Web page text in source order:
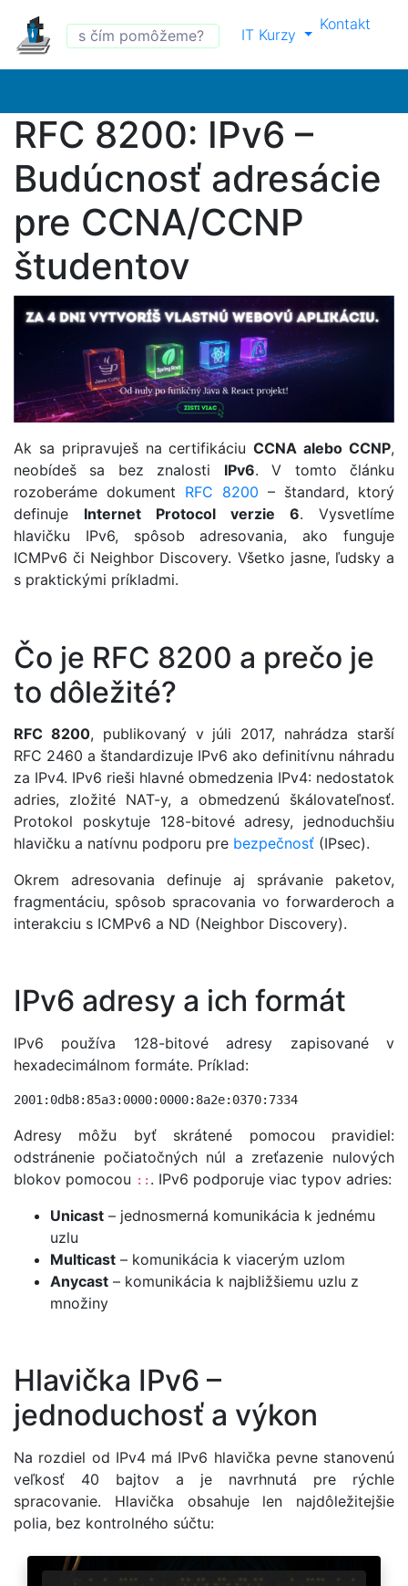
IT Kurzy
Kontakt
RFC 8200: IPv6 –
Budúcnosť adresácie
pre CCNA/CCNP
študentov
Ak sa pripravuješ na certifikáciuCCNA alebo CCNP,
neobídeš sa bez znalosti IPv6. V tomto článku
rozoberáme dokument RFC 8200 – štandard, ktorý
definuje Internet Protocol verzie 6. Vysvetlíme
hlavičku IPv6, spôsob adresovania, ako funguje
ICMPv6 či Neighbor Discovery. Všetko jasne, ľudsky a
s praktickými príkladmi.
Čo je RFC 8200 a prečo je
to dôležité?
RFC 8200, publikovaný v júli 2017, nahrádza starší
RFC 2460 a štandardizuje IPv6 ako definitívnu náhradu
za IPv4. IPv6 rieši hlavné obmedzenia IPv4: nedostatok
adries, zložité NAT-y, a obmedzenú škálovateľnosť.
Protokol poskytuje 128-bitové adresy, jednoduchšiu
hlavičku a natívnu podporu pre bezpečnosť (IPsec).
Okrem adresovania definuje aj správanie paketov,
fragmentáciu, spôsob spracovania vo forwarderoch a
interakciu s ICMPv6 a ND (Neighbor Discovery).
IPv6 adresy a ich formát
IPv6 používa 128-bitové adresy zapisované v
hexadecimálnom formáte. Príklad:
2001:0db8:85a3:0000:0000:8a2e:0370:7334
Adresy môžu byť skrátené pomocou pravidiel:
odstránenie počiatočných núl a zreťazenie nulových
blokov pomocou :: . IPv6 podporuje viac typov adries:
Unicast – jednosmerná komunikácia k jednému
uzlu
Multicast – komunikácia k viacerým uzlom
Anycast – komunikácia k najbližšiemu uzlu z
množiny
Hlavička IPv6 –
jednoduchosť a výkon
Na rozdiel od IPv4 má IPv6 hlavička pevne stanovenú
veľkosť 40 bajtov a je navrhnutá pre rýchle
spracovanie. Hlavička obsahuje len najdôležitejšie
polia, bez kontrolného súčtu: